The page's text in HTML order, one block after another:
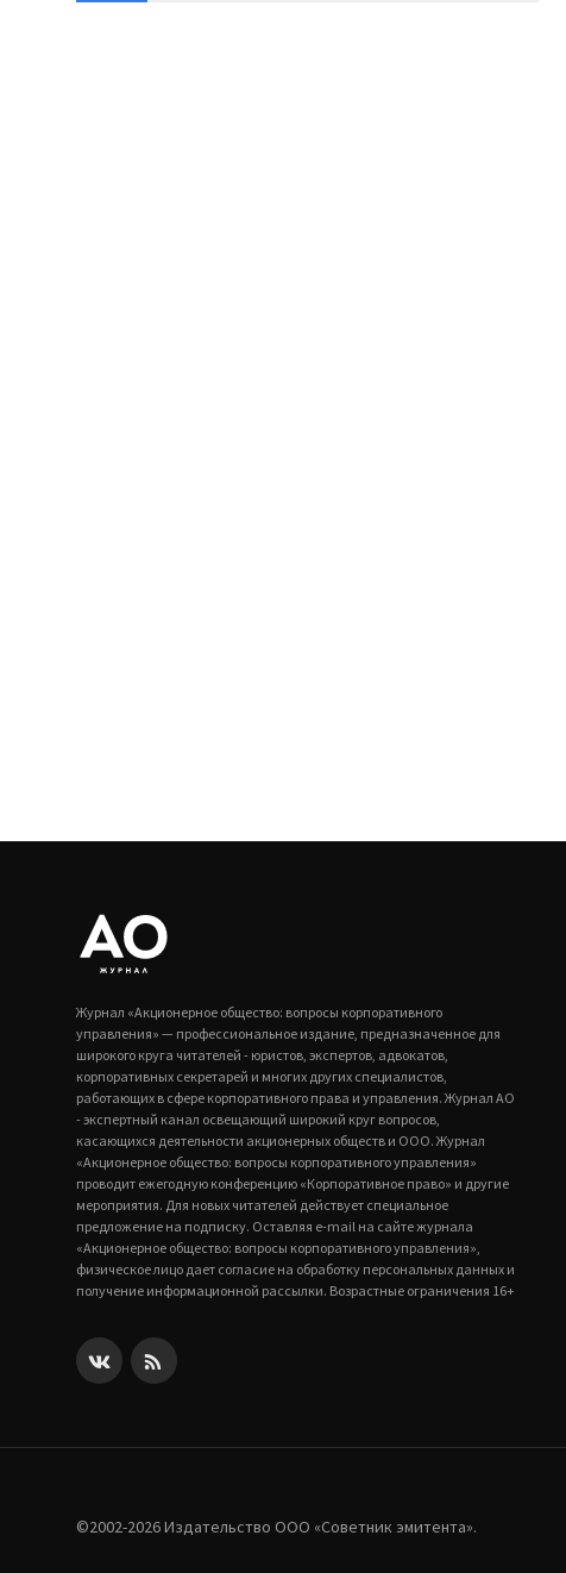
Журнал «Акционерное общество: вопросы корпоративного
управления» — профессиональное издание, предназначенное для
широкого круга читателей - юристов, экспертов, адвокатов,
корпоративных секретарей и многих других специалистов,
работающих в сфере корпоративного права и управления. Журнал АО
- экспертный канал освещающий широкий круг вопросов,
касающихся деятельности акционерных обществ и ООО. Журнал
«Акционерное общество: вопросы корпоративного управления»
проводит ежегодную конференцию «Корпоративное право» и другие
мероприятия. Для новых читателей действует специальное
предложение на подписку. Оставляя e-mail на сайте журнала
«Акционерное общество: вопросы корпоративного управления»,
физическое лицо дает согласие на обработку персональных данных и
получение информационной рассылки. Возрастные ограничения 16+
©2002-2026 Издательство ООО «‎Советник эмитента».